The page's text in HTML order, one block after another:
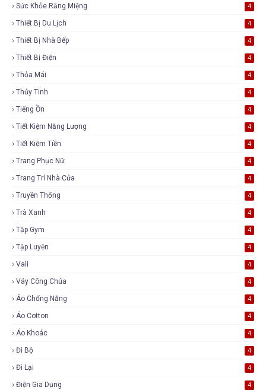
Sức Khỏe Răng Miệng 4
Thiết Bị Du Lịch 4
Thiết Bị Nhà Bếp 4
Thiết Bị Điện 4
Thỏa Mái 4
Thủy Tinh 4
Tiếng Ồn 4
Tiết Kiệm Năng Lượng 4
Tiết Kiệm Tiền 4
Trang Phục Nữ 4
Trang Trí Nhà Cửa 4
Truyền Thống 4
Trà Xanh 4
Tập Gym 4
Tập Luyện 4
Vali 4
Váy Công Chúa 4
Áo Chống Nắng 4
Áo Cotton 4
Áo Khoác 4
Đi Bộ 4
Đi Lại 4
Điện Gia Dụng 4